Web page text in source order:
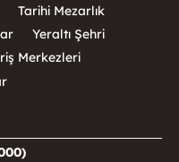
Tarihi Mezarlık
Yeraltı Şehri
Merkezleri